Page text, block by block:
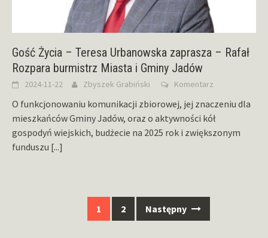
Gość Życia – Teresa Urbanowska zaprasza – Rafał
Rozpara burmistrz Miasta i Gminy Jadów
2024-11-22 Zbyszek Grabiński Komentarz
O funkcjonowaniu komunikacji zbiorowej, jej znaczeniu dla
mieszkańców Gminy Jadów, oraz o aktywności kół
gospodyń wiejskich, budżecie na 2025 rok i zwiększonym
funduszu [...]
1 2 Następny